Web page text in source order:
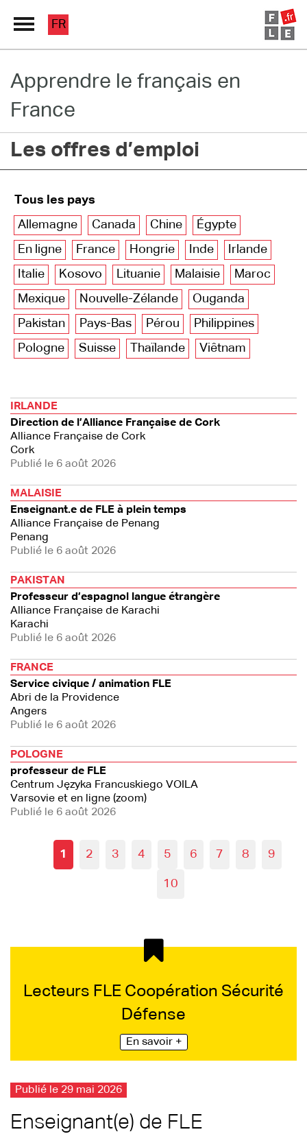
Grand Répertoire
Immersion France
Le français en ligne
FR
Apprendre le français en
France
Les offres d’emploi
Tous les pays
Allemagne
Canada Chine
Égypte
En ligne
France Hongrie Inde
Irlande
Italie
Kosovo Lituanie Malaisie
Maroc
Mexique
Nouvelle-Zélande
Ouganda
Pakistan
Pays-Bas Pérou
Philippines
Pologne
Suisse Thaïlande Viêtnam
IRLANDE
Direction de l’Alliance Française de Cork
Alliance Française de Cork
Cork
Publié le 6 août 2026
MALAISIE
Enseignant.e de FLE à plein temps
Alliance Française de Penang
Penang
Publié le 6 août 2026
PAKISTAN
Professeur d’espagnol langue étrangère
Alliance Française de Karachi
Karachi
Publié le 6 août 2026
FRANCE
Service civique / animation FLE
Abri de la Providence
Angers
Publié le 6 août 2026
POLOGNE
professeur de FLE
Centrum Języka Francuskiego VOILA
Varsovie et en ligne (zoom)
Publié le 6 août 2026
1 2 3 4 5 6 7 8 9
10
Lecteurs FLE Coopération Sécurité
Défense
En savoir +
Publié le 29 mai 2026
Enseignant(e) de FLE